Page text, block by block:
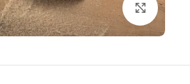
بزرگنمایی تصویر